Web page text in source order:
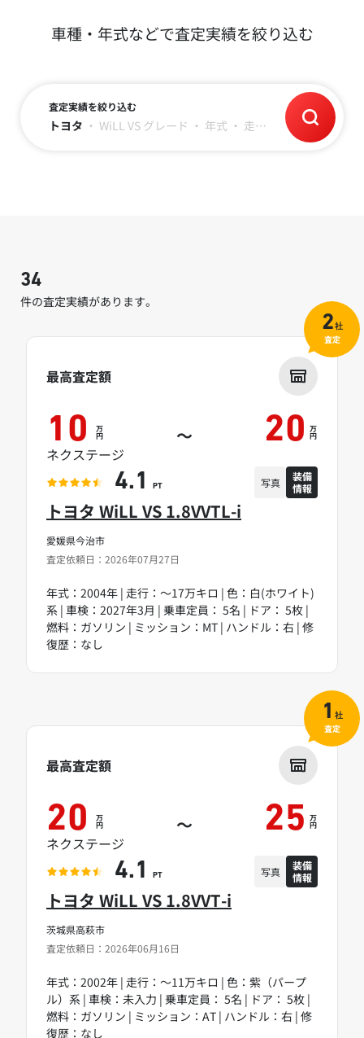
車種・年式などで査定実績を絞り込む
査定実績を絞り込む
トヨタ ・ WiLL VS グレード ・ 年式 ・ 走行距離
34
件の査定実績があります。
愛媛県今治市
査定依頼日：2026年07月27日
トヨタ WiLL VS 1.8VVTL-i
年式：2004年 | 走行：～17万キロ | 色：白(ホワイト)
系 | 車検：2027年3月 | 乗車定員： 5名 | ドア： 5枚 |
燃料：ガソリン | ミッション：MT | ハンドル：右 | 修
復歴：なし
最高査定額
10 万
円 ～ 20 万
円
ネクステージ
4.1 PT 写真
装備
情報
2社
査定
茨城県高萩市
査定依頼日：2026年06月16日
トヨタ WiLL VS 1.8VVT-i
年式：2002年 | 走行：～11万キロ | 色：紫（パープ
ル）系 | 車検：未入力 | 乗車定員： 5名 | ドア： 5枚 |
燃料：ガソリン | ミッション：AT | ハンドル：右 | 修
復歴：なし
最高査定額
20 万
円 ～ 25 万
円
ネクステージ
4.1 PT 写真
装備
情報
1 社
査定